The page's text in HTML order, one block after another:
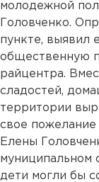
молодежной
Головченко.
пункте, выявил
общественную
райцентра.
сладостей,
территории
свое
Елены
муниципальном
дети могли бы